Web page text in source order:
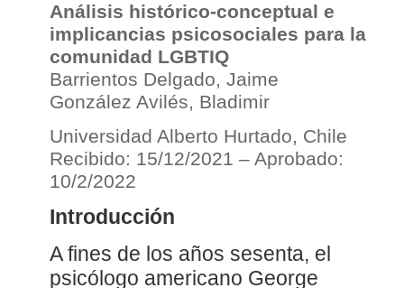
Análisis histórico-conceptual e
implicancias psicosociales para la
comunidad LGBTIQ
Barrientos Delgado, Jaime
González Avilés, Bladimir
Universidad Alberto Hurtado, Chile
Recibido: 15/12/2021 – Aprobado:
10/2/2022
Introducción
A fines de los años sesenta, el
psicólogo americano George